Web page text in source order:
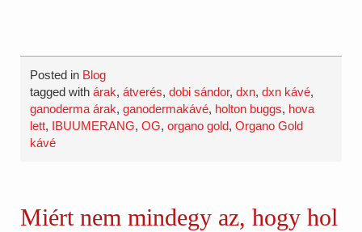
Posted in Blog
tagged withárak,átverés,dobi sándor,dxn,dxn kávé,
ganoderma árak,ganodermakávé, holton buggs, hova
lett, IBUUMERANG,OG,organo gold,Organo Gold
kávé
Miért nem mindegy az, hogy hol